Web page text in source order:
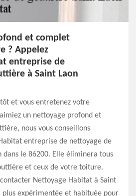
et complet
? Appelez
entreprise de
à Saint Laon
et vous entretenez votre
un nettoyage profond et
nous vous conseillons
entreprise de nettoyage de
dans le 86200. Elle éliminera tous
et ceux de votre toiture.
Nettoyage Habitat à Saint
plus expérimentée et habituée pour